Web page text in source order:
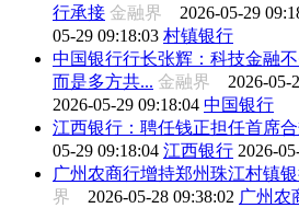
行承接 金融界 2026-05-29
05-29 09:18:03 村镇银行
中国银行行长张辉：科技金融不
而是多方共... 金融界 2026-05-
2026-05-29 09:18:04 中国银行
江西银行：聘任钱正担任首席
05-29 09:18:04 江西银行 2026-
广州农商行增持郑州珠江村镇
界 2026-05-28 09:38:02 广州农